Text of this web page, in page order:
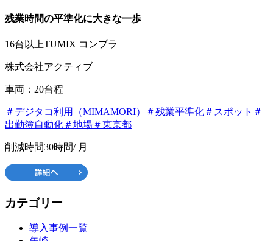
残業時間の平準化に大きな一歩
16台以上TUMIX コンプラ
株式会社アクティブ
車両：20台程
＃デジタコ利用（MIMAMORI） ＃残業平準化＃スポット ＃
出勤簿自動化＃地場＃東京都
削減時間30時間/ 月
カテゴリー
導入事例一覧